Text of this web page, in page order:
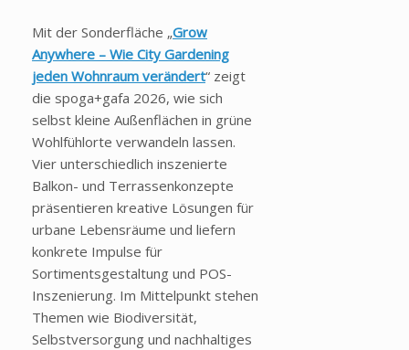
Mit der Sonderfläche „Grow
Anywhere – Wie City Gardening
jeden Wohnraum verändert“ zeigt
die spoga+gafa 2026, wie sich
selbst kleine Außenflächen in grüne
Wohlfühlorte verwandeln lassen.
Vier unterschiedlich inszenierte
Balkon- und Terrassenkonzepte
präsentieren kreative Lösungen für
urbane Lebensräume und liefern
konkrete Impulse für
Sortimentsgestaltung und POS-
Inszenierung. Im Mittelpunkt stehen
Themen wie Biodiversität,
Selbstversorgung und nachhaltiges